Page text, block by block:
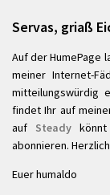
Servas, griaß
Auf der HumePage
meiner Internet-
mitteilungswürdig
findet Ihr auf
auf Steady
abonnieren.
Euer humaldo